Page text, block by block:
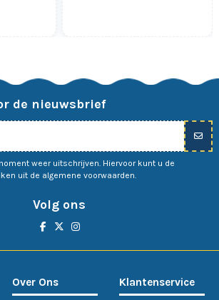
de nieuwsbrief
weer uitschrijven. Hiervoor kunt u de
uit de algemene voorwaarden.
Volg ons
Over Ons Klantenservice